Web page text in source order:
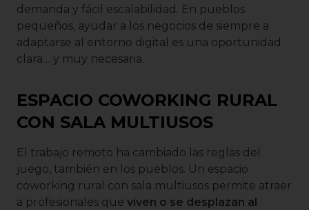
demanda y fácil escalabilidad. En pueblos
pequeños, ayudar a los negocios de siempre a
adaptarse al entorno digital es una oportunidad
clara… y muy necesaria.
ESPACIO COWORKING RURAL
CON SALA MULTIUSOS
El trabajo remoto ha cambiado las reglas del
juego, también en los pueblos. Un espacio
coworking rural con sala multiusos permite atraer
a profesionales que viven o se desplazan al